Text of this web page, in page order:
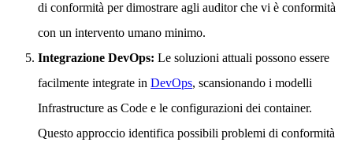
di conformità per dimostrare agli auditor che vi è conformità
con un intervento umano minimo.
Integrazione DevOps: Le soluzioni attuali possono essere
facilmente integrate in DevOps, scansionando i modelli
Infrastructure as Code e le configurazioni dei container.
Questo approccio identifica possibili problemi di conformità